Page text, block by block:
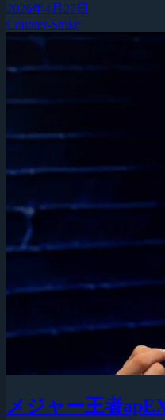
2026年4月27日
Counter-Strike
メジャー王者